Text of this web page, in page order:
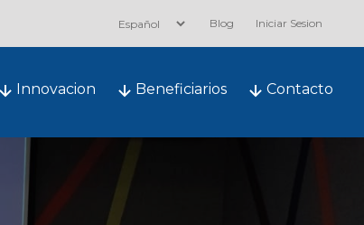
Blog Iniciar Sesion
Innovacion Beneficiarios Contacto